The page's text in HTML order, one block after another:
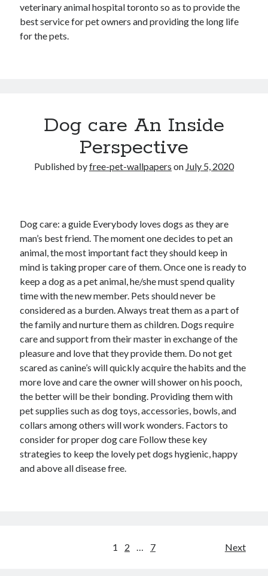
veterinary animal hospital toronto so as to provide the
best service for pet owners and providing the long life
for the pets.
Dog care An Inside
Perspective
Published byfree-pet-wallpapers on July 5, 2020
Dog care: a guide Everybody loves dogs as they are
man’s best friend. The moment one decides to pet an
animal, the most important fact they should keep in
mind is taking proper care of them. Once one is ready to
keep a dog as a pet animal, he/she must spend quality
time with the new member. Pets should never be
considered as a burden. Always treat them as a part of
the family and nurture them as children. Dogs require
care and support from their master in exchange of the
pleasure and love that they provide them. Do not get
scared as canine’s will quickly acquire the habits and the
more love and care the owner will shower on his pooch,
the better will be their bonding. Providing them with
pet supplies such as dog toys, accessories, bowls, and
collars among others will work wonders. Factors to
consider for proper dog care Follow these key
strategies to keep the lovely pet dogs hygienic, happy
and above all disease free.
1 2 … 7 Next